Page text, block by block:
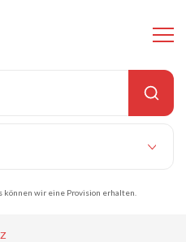
können wir eine Provision erhalten.